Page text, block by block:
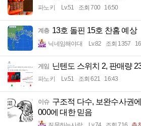
파노키 Lv.51 조회 700 16:50
계층 13호 돌핀 15호 찬홈 예상
닉네임해야대 Lv.82 조회 1357
게임 닌텐도 스위치 2, 판매량
파노키 Lv.51 조회 621 16:43
이슈 구조적 다수, 보완수사권
000에 대한 믿음